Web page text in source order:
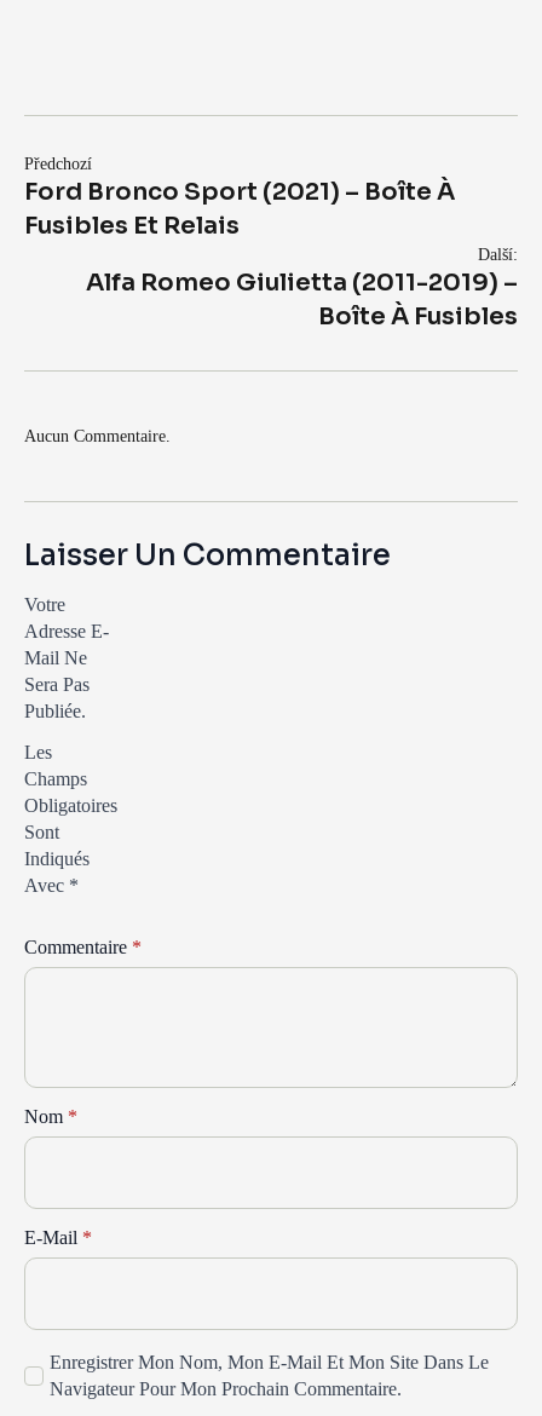
Předchozí
Ford Bronco Sport (2021) – Boîte À
Fusibles Et Relais
Další:
Alfa Romeo Giulietta (2011-2019) –
Boîte À Fusibles
Aucun Commentaire.
Laisser Un Commentaire
Votre
Adresse E-
Mail Ne
Sera Pas
Publiée.
Les
Champs
Obligatoires
Sont
Indiqués
Avec *
Commentaire *
Nom *
E-Mail *
Enregistrer Mon Nom, Mon E-Mail Et Mon Site Dans Le
Navigateur Pour Mon Prochain Commentaire.